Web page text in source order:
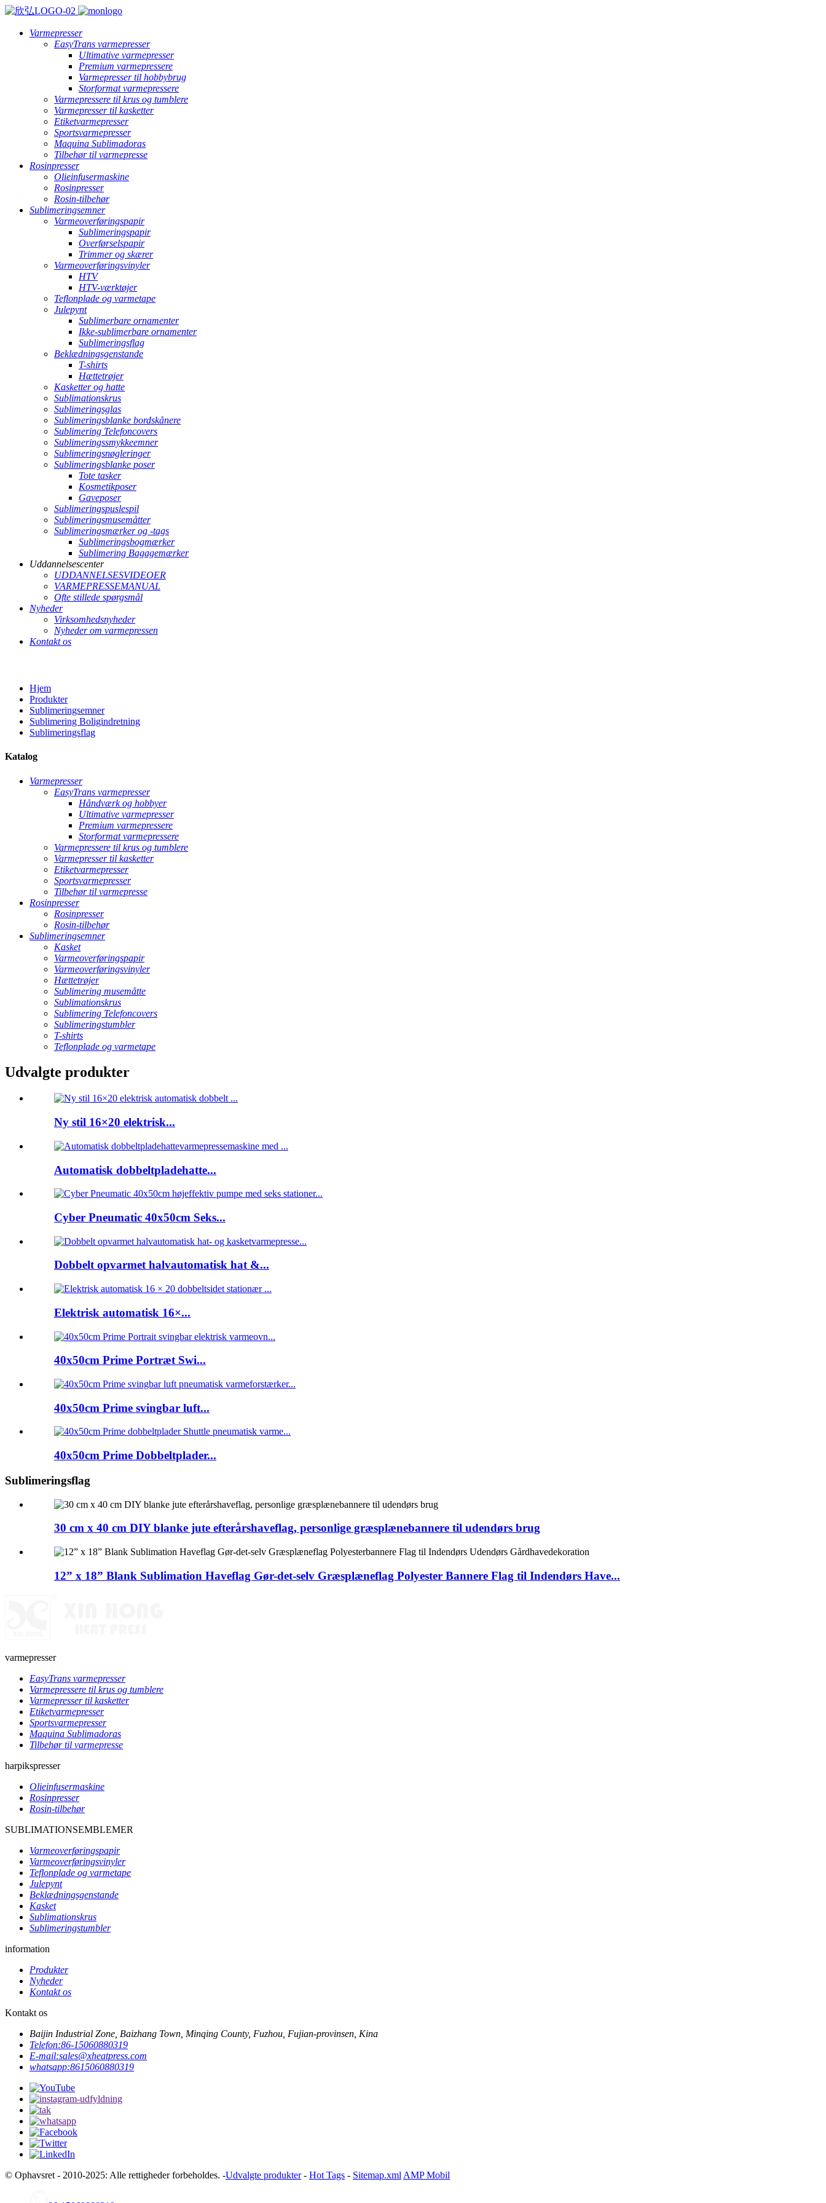
Varmepresser
EasyTrans varmepresser
Ultimative varmepresser
Premium varmepressere
Varmepresser til hobbybrug
Storformat varmepressere
Varmepressere til krus og tumblere
Varmepresser til kasketter
Etiketvarmepresser
Sportsvarmepresser
Maquina Sublimadoras
Tilbehør til varmepresse
Rosinpresser
Olieinfusermaskine
Rosinpresser
Rosin-tilbehør
Sublimeringsemner
Varmeoverføringspapir
Sublimeringspapir
Overførselspapir
Trimmer og skærer
Varmeoverføringsvinyler
HTV
HTV-værktøjer
Teflonplade og varmetape
Julepynt
Sublimerbare ornamenter
Ikke-sublimerbare ornamenter
Sublimeringsflag
Beklædningsgenstande
T-shirts
Hættetrøjer
Kasketter og hatte
Sublimationskrus
Sublimeringsglas
Sublimeringsblanke bordskånere
Sublimering Telefoncovers
Sublimeringssmykkeemner
Sublimeringsnøgleringer
Sublimeringsblanke poser
Tote tasker
Kosmetikposer
Gaveposer
Sublimeringspuslespil
Sublimeringsmusemåtter
Sublimeringsmærker og -tags
Sublimeringsbogmærker
Sublimering Bagagemærker
Uddannelsescenter
UDDANNELSESVIDEOER
VARMEPRESSEMANUAL
Ofte stillede spørgsmål
Nyheder
Virksomhedsnyheder
Nyheder om varmepressen
Kontakt os
Hjem
Produkter
Sublimeringsemner
Sublimering Boligindretning
Sublimeringsflag
Katalog
Varmepresser
EasyTrans varmepresser
Håndværk og hobbyer
Ultimative varmepresser
Premium varmepressere
Storformat varmepressere
Varmepressere til krus og tumblere
Varmepresser til kasketter
Etiketvarmepresser
Sportsvarmepresser
Tilbehør til varmepresse
Rosinpresser
Rosinpresser
Rosin-tilbehør
Sublimeringsemner
Kasket
Varmeoverføringspapir
Varmeoverføringsvinyler
Hættetrøjer
Sublimering musemåtte
Sublimationskrus
Sublimering Telefoncovers
Sublimeringstumbler
T-shirts
Teflonplade og varmetape
Udvalgte produkter
Ny stil 16×20 elektrisk...
Automatisk dobbeltpladehatte...
Cyber ​​Pneumatic 40x50cm Seks...
Dobbelt opvarmet halvautomatisk hat &...
Elektrisk automatisk 16×...
40x50cm Prime Portræt Swi...
40x50cm Prime svingbar luft...
40x50cm Prime Dobbeltplader...
Sublimeringsflag
30 cm x 40 cm DIY blanke jute efterårshaveflag, personlige græsplænebannere til udendørs brug
12” x 18” Blank Sublimation Haveflag Gør-det-selv Græsplæneflag Polyester Bannere Flag til Indendørs Have...
varmepresser
EasyTrans varmepresser
Varmepressere til krus og tumblere
Varmepresser til kasketter
Etiketvarmepresser
Sportsvarmepresser
Maquina Sublimadoras
Tilbehør til varmepresse
harpikspresser
Olieinfusermaskine
Rosinpresser
Rosin-tilbehør
SUBLIMATIONSEMBLEMER
Varmeoverføringspapir
Varmeoverføringsvinyler
Teflonplade og varmetape
Julepynt
Beklædningsgenstande
Kasket
Sublimationskrus
Sublimeringstumbler
information
Produkter
Nyheder
Kontakt os
Kontakt os
Baijin Industrial Zone, Baizhang Town, Minqing County, Fuzhou, Fujian-provinsen, Kina
Telefon:86-15060880319
E-mail:sales@xheatpress.com
whatsapp:8615060880319
© Ophavsret - 2010-2025: Alle rettigheder forbeholdes. -Udvalgte produkter- Hot Tags - Sitemap.xmlAMP Mobil